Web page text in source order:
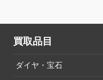
買取品目
ダイヤ・宝石